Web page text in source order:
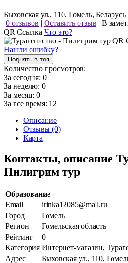
Быховская ул., 110, Гомель, Беларусь
0 отзывов | Оставить отзыв | В
QR Ссылка Что это?
Нашли ошибку?
Поднять в топ
Количество просмотров:
За сегодня: 0
За неделю: 0
За месяц: 0
За все время: 12
Описание
Отзывы (0)
Карта
Контакты, описание
Пилигрим тур
Образование
Email
irinka12085@mail.ru
Город
Гомель
Регион
Гомельская область
Рейтинг
0
Категория Интернет-магазин,
Адрес
Быховская ул., 110,